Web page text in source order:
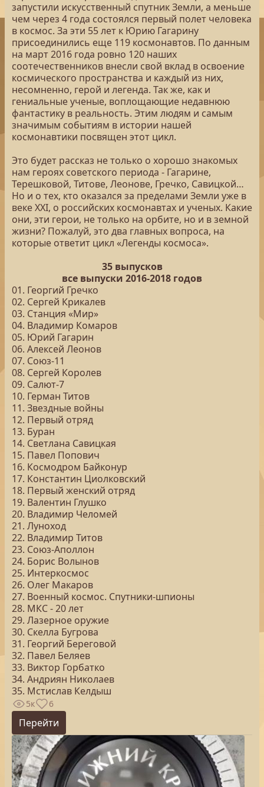
запустили искусственный спутник Земли, а меньше
чем через 4 года состоялся первый полет человека
в космос. За эти 55 лет к Юрию Гагарину
присоединились еще 119 космонавтов. По данным
на март 2016 года ровно 120 наших
соотечественников внесли свой вклад в освоение
космического пространства и каждый из них,
несомненно, герой и легенда. Так же, как и
гениальные ученые, воплощающие недавнюю
фантастику в реальность. Этим людям и самым
значимым событиям в истории нашей
космонавтики посвящен этот цикл.
Это будет рассказ не только о хорошо знакомых
нам героях советского периода - Гагарине,
Терешковой, Титове, Леонове, Гречко, Савицкой…
Но и о тех, кто оказался за пределами Земли уже в
веке XXI, о российских космонавтах и ученых. Какие
они, эти герои, не только на орбите, но и в земной
жизни? Пожалуй, это два главных вопроса, на
которые ответит цикл «Легенды космоса».
35 выпусков
все выпуски 2016-2018 годов
01. Георгий Гречко
02. Сергей Крикалев
03. Станция «Мир»
04. Владимир Комаров
05. Юрий Гагарин
06. Алексей Леонов
07. Союз-11
08. Сергей Королев
09. Салют-7
10. Герман Титов
11. Звездные войны
12. Первый отряд
13. Буран
14. Светлана Савицкая
15. Павел Попович
16. Космодром Байконур
17. Константин Циолковский
18. Первый женский отряд
19. Валентин Глушко
20. Владимир Челомей
21. Луноход
22. Владимир Титов
23. Союз-Аполлон
24. Борис Волынов
25. Интеркосмос
26. Олег Макаров
27. Военный космос. Спутники-шпионы
28. МКС - 20 лет
29. Лазерное оружие
30. Скелла Бугрова
31. Георгий Береговой
32. Павел Беляев
33. Виктор Горбатко
34. Андриян Николаев
35. Мстислав Келдыш
5к 6
Перейти